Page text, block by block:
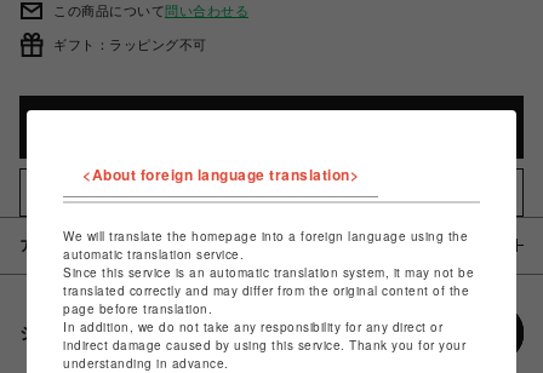
この商品について問い合わせる
ギフト：ラッピング不可
アイテム説明 / 素材
シェアする
<About foreign language translation>
We will translate the homepage into a foreign language using the
automatic translation service.
Since this service is an automatic translation system, it may not be
translated correctly and may differ from the original content of the
page before translation.
In addition, we do not take any responsibility for any direct or
indirect damage caused by using this service. Thank you for your
understanding in advance.